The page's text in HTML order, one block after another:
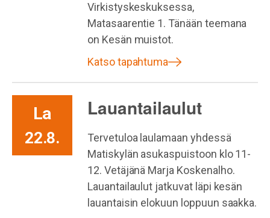
Virkistyskeskuksessa,
Matasaarentie 1. Tänään teemana
on Kesän muistot.
Katso tapahtuma
La
22.8.
Lauantailaulut
Tervetuloa laulamaan yhdessä
Matiskylän asukaspuistoon klo 11-
12. Vetäjänä Marja Koskenalho.
Lauantailaulut jatkuvat läpi kesän
lauantaisin elokuun loppuun saakka.